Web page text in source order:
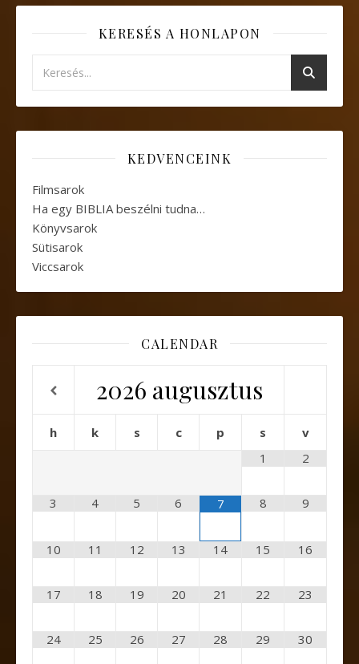
KERESÉS A HONLAPON
KEDVENCEINK
Filmsarok
Ha egy BIBLIA beszélni tudna…
Könyvsarok
Sütisarok
Viccsarok
CALENDAR
2026 augusztus
h k s c p s
v
1
2
3 4 5 6 7 8 9
10 11 12 13 14 15 16
17 18 19 20 21 22 23
24 25 26 27 28 29 30